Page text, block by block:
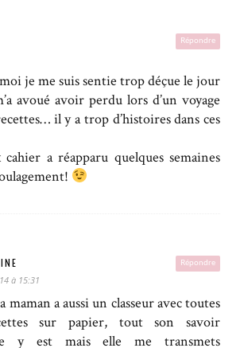
Répondre
je me suis sentie trop déçue le jour
avoué avoir perdu lors d’un voyage
il y a trop d’histoires dans ces
a réapparu quelques semaines
Répondre
à 15:31
maman a aussi un classeur avec toutes
sur papier, tout son savoir
y est mais elle me transmets